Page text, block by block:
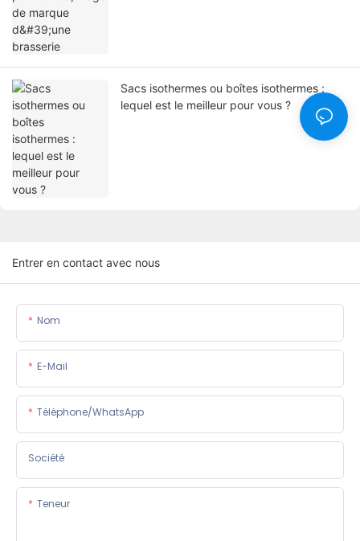
Sacs isothermes ou boîtes isothermes :
lequel est le meilleur pour vous ?
Entrer en contact avec nous
Nom
E-Mail
Téléphone/WhatsApp
Société
Teneur